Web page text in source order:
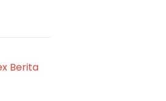
Berita